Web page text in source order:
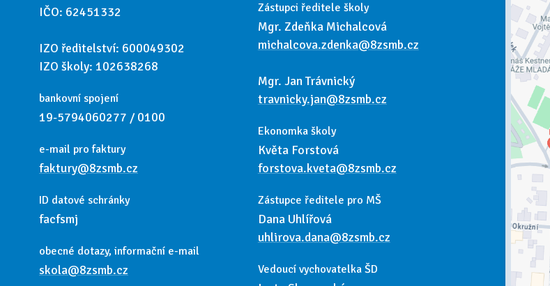
IČO: 62451332
IZO ředitelství: 600049302
IZO školy: 102638268
bankovní spojení
19-5794060277 / 0100
e-mail pro faktury
faktury@8zsmb.cz
ID datové schránky
facfsmj
obecné dotazy, informační e-mail
skola@8zsmb.cz
Zástupci ředitele školy
Mgr. Zdeňka Michalcová
michalcova.zdenka@8zsmb.cz
Mgr. Jan Trávnický
travnicky.jan@8zsmb.cz
Ekonomka školy
Květa Forstová
forstova.kveta@8zsmb.cz
Zástupce ředitele pro MŠ
Dana Uhlířová
uhlirova.dana@8zsmb.cz
Vedoucí vychovatelka ŠD